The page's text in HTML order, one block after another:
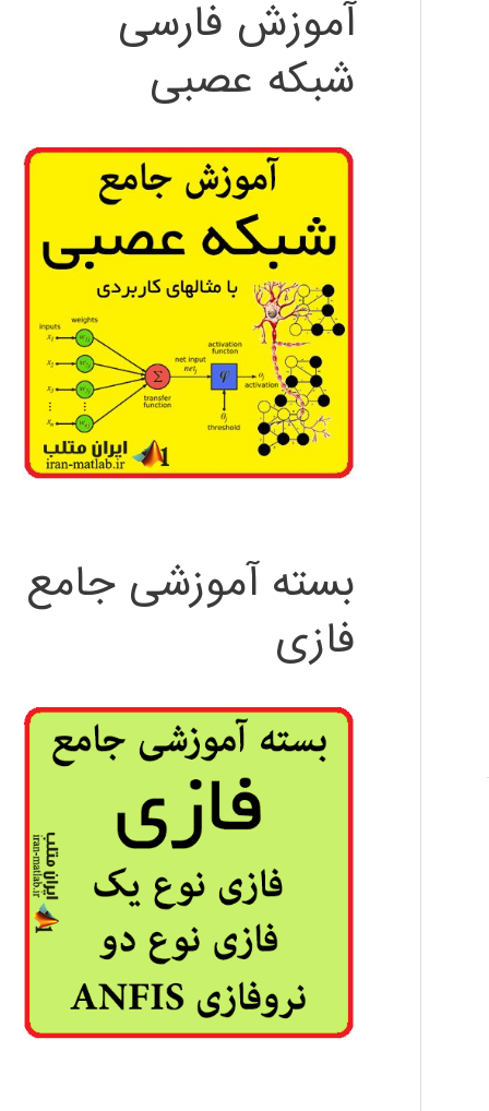
آموزش فارسی
شبکه عصبی
بسته آموزشی جامع
فازی